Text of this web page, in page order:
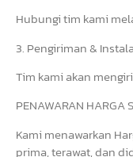
Hubungi tim kami
3. Pengiriman &
Tim kami akan
PENAWARAN HARGA
Kami menawarkan
prima, terawat, dan